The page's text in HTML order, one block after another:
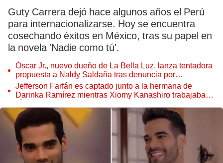
Guty Carrera dejó hace algunos años el Perú
para internacionalizarse. Hoy se encuentra
cosechando éxitos en México, tras su papel en
la novela 'Nadie como tú'.
Óscar Jr., nuevo dueño de La Bella Luz, lanza tentadora
propuesta a Naldy Saldaña tras denuncia por
tocamientos
Jefferson Farfán es captado junto a la hermana de
Darinka Ramírez mientras Xiomy Kanashiro trabajaba: